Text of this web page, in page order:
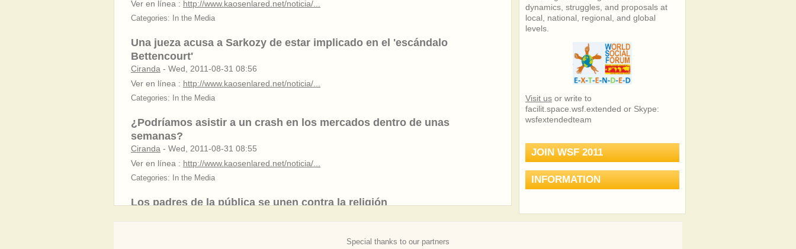
Ver en línea : http://www.kaosenlared.net/noticia/...
Categories: In the Media
Una jueza acusa a Sarkozy de estar implicado en el 'escándalo
Bettencourt'
Ciranda - Wed, 2011-08-31 08:56
Ver en línea : http://www.kaosenlared.net/noticia/...
Categories: In the Media
¿Podríamos asistir a un crash en los mercados dentro de unas
semanas?
Ciranda - Wed, 2011-08-31 08:55
Ver en línea : http://www.kaosenlared.net/noticia/...
Categories: In the Media
Los padres de la pública se unen contra la religión
dynamics, struggles, and proposals at
local, national, regional, and global
levels.
Visit us or write to
facilit.space.wsf.extended or Skype:
wsfextendedteam
JOIN WSF 2011
INFORMATION
Special thanks to our partners